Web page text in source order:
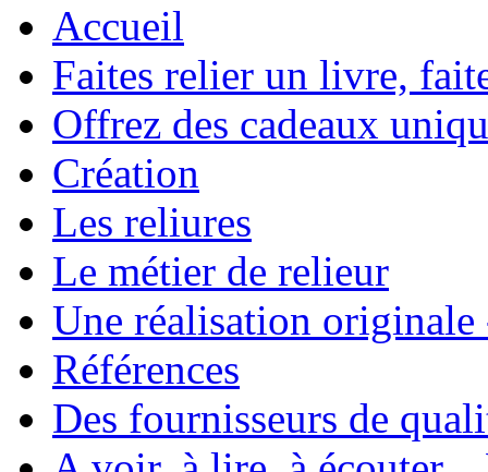
Accueil
Faites relier un livre,
Offrez des cadeaux
Création
Les reliures
Le métier de relieur
Une réalisation
Références
Des fournisseurs de